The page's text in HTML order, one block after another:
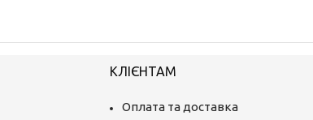
КЛІЄНТАМ
Оплата та доставка